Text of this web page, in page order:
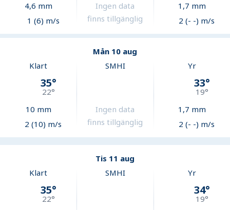
4,6 mm
1 (6) m/s
Ingen data
finns tillgänglig
1,7 mm
2 (- -) m/s
Mån 10 aug
Klart
35°
22°
10 mm
2 (10) m/s
SMHI
Ingen data
finns tillgänglig
Yr
33°
19°
1,7 mm
2 (- -) m/s
Tis 11 aug
Klart
35°
22°
SMHI Yr
34°
19°